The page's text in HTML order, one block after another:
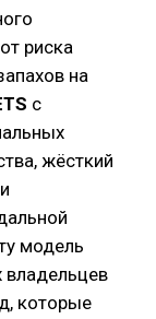
риска
на
с
жёсткий
модель
которые